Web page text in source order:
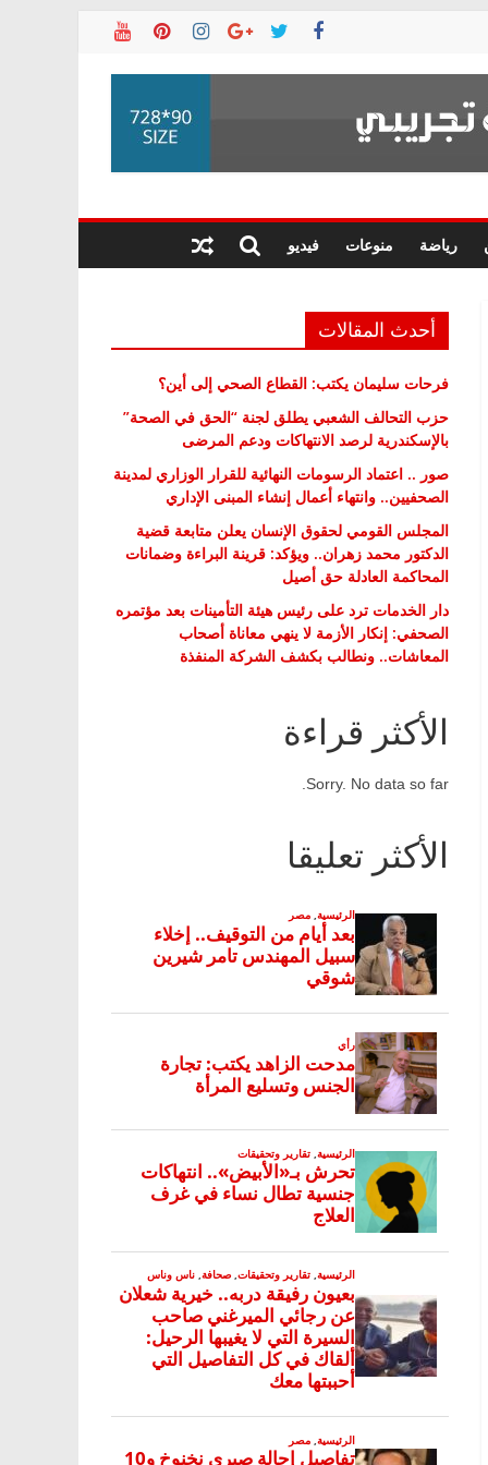
رياضة منوعات فيديو
أحدث المقالات
فرحات سليمان يكتب: القطاع الصحي إلى أين؟
حزب التحالف الشعبي يطلق لجنة “الحق في الصحة”
بالإسكندرية لرصد الانتهاكات ودعم المرضى
صور .. اعتماد الرسومات النهائية للقرار الوزاري لمدينة
الصحفيين.. وانتهاء أعمال إنشاء المبنى الإداري
المجلس القومي لحقوق الإنسان يعلن متابعة قضية
الدكتور محمد زهران.. ويؤكد: قرينة البراءة وضمانات
المحاكمة العادلة حق أصيل
دار الخدمات ترد على رئيس هيئة التأمينات بعد مؤتمره
الصحفي: إنكار الأزمة لا ينهي معاناة أصحاب
المعاشات.. ونطالب بكشف الشركة المنفذة
الأكثر قراءة
Sorry. No data so far.
الأكثر تعليقا